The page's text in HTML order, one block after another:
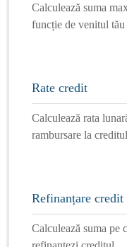
Calculează suma
funcție de venitul tău
Rate credit
Calculează rata
rambursare la
Refinanțare credit
Calculează suma pe